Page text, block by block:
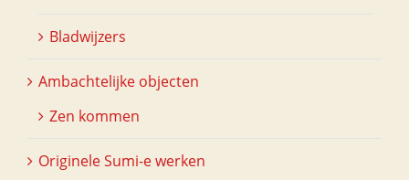
Bladwijzers
Ambachtelijke objecten
Zen kommen
Originele Sumi-e werken